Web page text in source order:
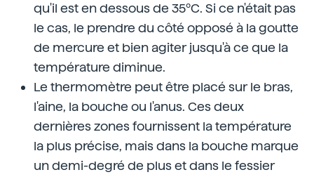
qu'il est en dessous de 35ºC. Si ce n'était pas
le cas, le prendre du côté opposé à la goutte
de mercure et bien agiter jusqu'à ce que la
température diminue.
Le thermomètre peut être placé sur le bras,
l'aine, la bouche ou l'anus. Ces deux
dernières zones fournissent la température
la plus précise, mais dans la bouche marque
un demi-degré de plus et dans le fessier